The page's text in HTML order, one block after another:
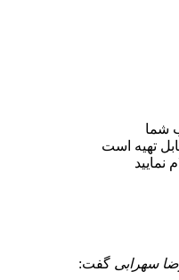
شما
تهیه است
نمایید
سهرابی گفت: